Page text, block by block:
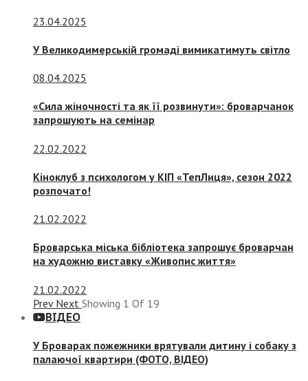
23.04.2025
У Великодимерській громаді вимикатимуть світло
08.04.2025
«Сила жіночності та як її розвинути»: броварчанок
запрошують на семінар
22.02.2022
Кіноклуб з психологом у КІП «ТепЛиця», сезон 2022
розпочато!
21.02.2022
Броварська міська бібліотека запрошує броварчан
на художню виставку «Живопис життя»
21.02.2022
Prev Next Showing 1 Of 19
ВІДЕО
У Броварах пожежники врятували дитину і собаку з
палаючої квартири (ФОТО, ВІДЕО)